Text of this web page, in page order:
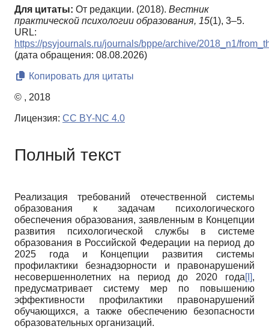
Для цитаты: От редакции. (2018). Вестник
практической психологии образования, 15(1), 3–5.
URL:
https://psyjournals.ru/journals/bppe/archive/2018_n1/
(дата обращения: 08.08.2026)
Копировать для цитаты
© , 2018
Лицензия: CC BY-NC 4.0
Полный текст
Реализация требований отечественной системы
образования к задачам психологического
обеспечения образования, заявленным в Концепции
развития психологической службы в системе
образования в Российской Федерации на период до
2025 года и Концепции развития системы
профилактики безнадзорности и правонарушений
несовершеннолетних на период до 2020 года[I],
предусматривает систему мер по повышению
эффективности профилактики правонарушений
обучающихся, а также обеспечению безопасности
образовательных организаций.